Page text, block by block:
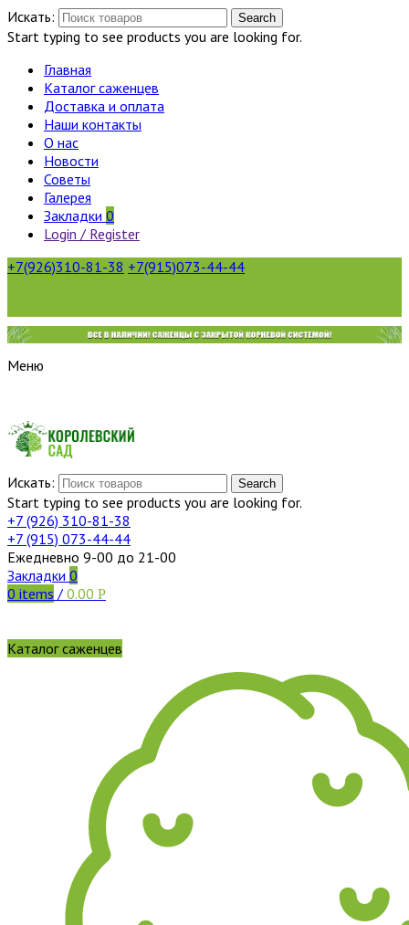
Искать: Search
Start typing to see products you are looking for.
Главная
Каталог саженцев
Доставка и оплата
Наши контакты
О нас
Новости
Советы
Галерея
Закладки 0
Login / Register
+7(926)310-81-38 +7(915)073-44-44
Меню
Искать: Search
Start typing to see products you are looking for.
+7 (926) 310-81-38
+7 (915) 073-44-44
Ежедневно 9-00 до 21-00
Закладки 0
0 items / 0.00 Р
Каталог саженцев